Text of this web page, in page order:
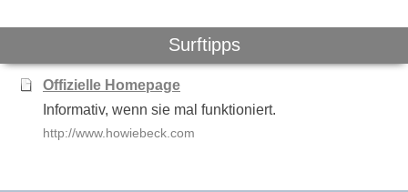
Surftipps
Offizielle Homepage
Informativ, wenn sie mal funktioniert.
http://www.howiebeck.com